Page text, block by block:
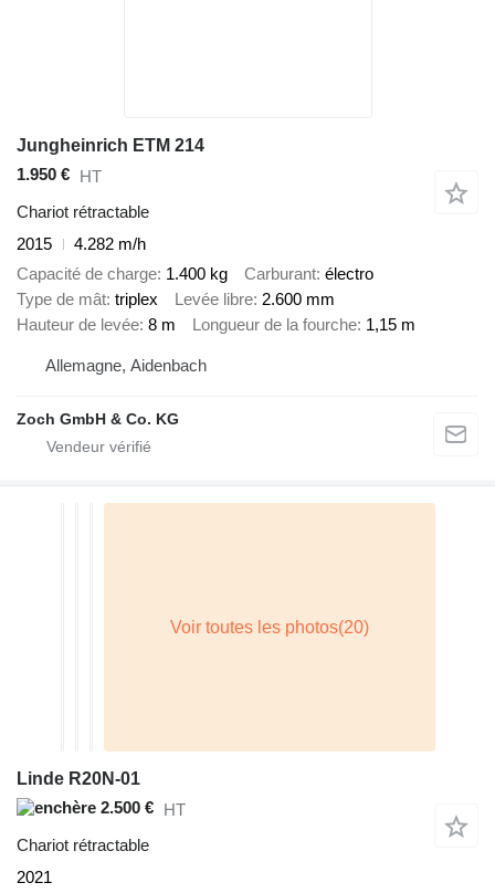
Jungheinrich ETM 214
1.950 € HT
Chariot rétractable
2015
4.282 m/h
Capacité de charge 1.400 kg Carburant électro
Type de mât triplex Levée libre 2.600 mm
Hauteur de levée 8 m Longueur de la fourche 1,15 m
Allemagne, Aidenbach
Zoch GmbH & Co. KG
Linde R20N-01
2.500 € HT
Chariot rétractable
2021